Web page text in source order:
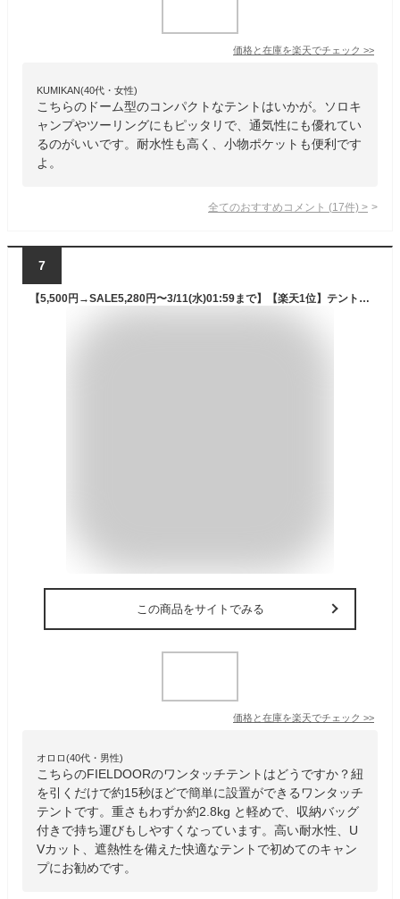
価格と在庫を楽天でチェック >>
KUMIKAN(40代・女性)
こちらのドーム型のコンパクトなテントはいかが。ソロキ
ャンプやツーリングにもピッタリで、通気性にも優れてい
るのがいいです。耐水性も高く、小物ポケットも便利です
よ。
全てのおすすめコメント (17件) >
7
【5,500円→SALE5,280円〜3/11(水)01:59まで】【楽天1位】テント ワンタッチ 一人用 2人用 ワンタッチテント 150 × 200 耐水 遮熱 UVカット スクエア テント 耐水圧 1,500mm以上 ドームテント キャンプテント キャンプ用品 アウトドア ■[送料無料]
この商品をサイトでみる
価格と在庫を楽天でチェック >>
オロロ(40代・男性)
こちらのFIELDOORのワンタッチテントはどうですか？紐
を引くだけで約15秒ほどで簡単に設置ができるワンタッチ
テントです。重さもわずか約2.8kg と軽めで、収納バッグ
付きで持ち運びもしやすくなっています。高い耐水性、U
Vカット、遮熱性を備えた快適なテントで初めてのキャン
プにお勧めです。